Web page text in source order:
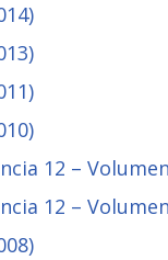
12 –
12 –